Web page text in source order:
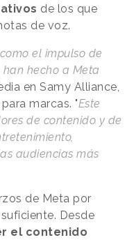
de los que
de voz.
el impulso de
han hecho a Meta
en Samy Alliance,
marcas. "Este
de contenido y de
audiencias más
de Meta por
Desde
el contenido